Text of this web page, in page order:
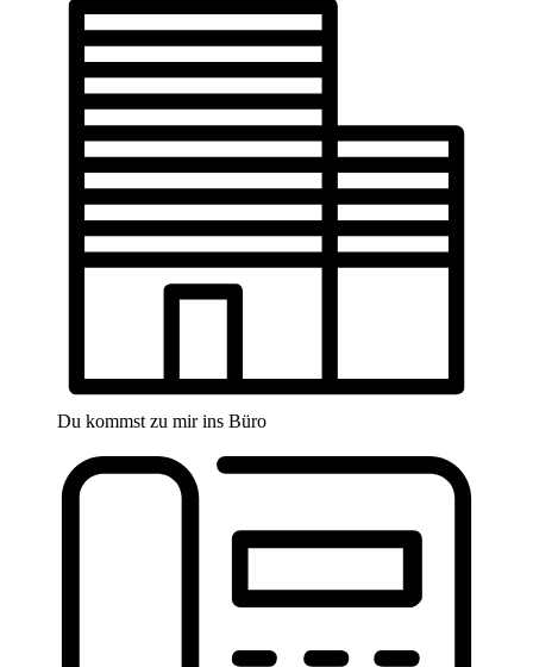
Du kommst zu mir ins Büro